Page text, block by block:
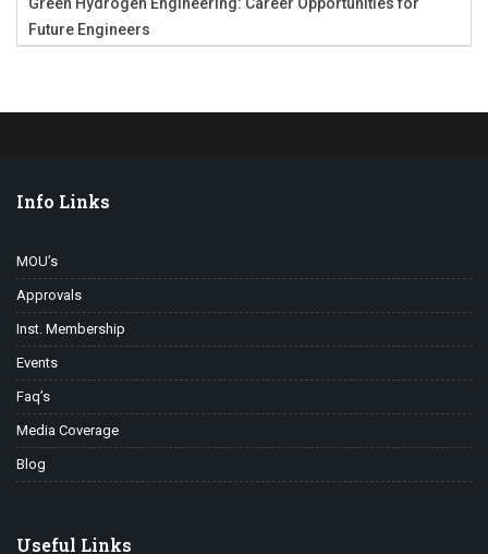
Green Hydrogen Engineering: Career Opportunities for
Future Engineers
Info Links
MOU’s
Approvals
Inst. Membership
Events
Faq’s
Media Coverage
Blog
Useful Links